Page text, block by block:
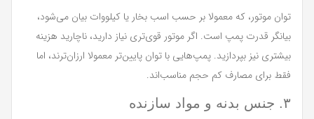
توان موتور، که معمولا بر حسب اسب بخار یا کیلووات بیان می‌شود،
بیانگر قدرت پمپ است. اگر موتور قوی‌تری نیاز دارید، ناچارید هزینه
بیشتری نیز بپردازید. پمپ‌هایی با توان پایین‌تر معمولا ارزان‌ترند، اما
فقط برای مصارف کم حجم مناسب‌اند.
۳. جنس بدنه و مواد سازنده